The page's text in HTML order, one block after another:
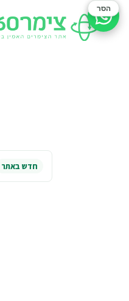
חדש באתר
סיוע בהזמנה
הסר